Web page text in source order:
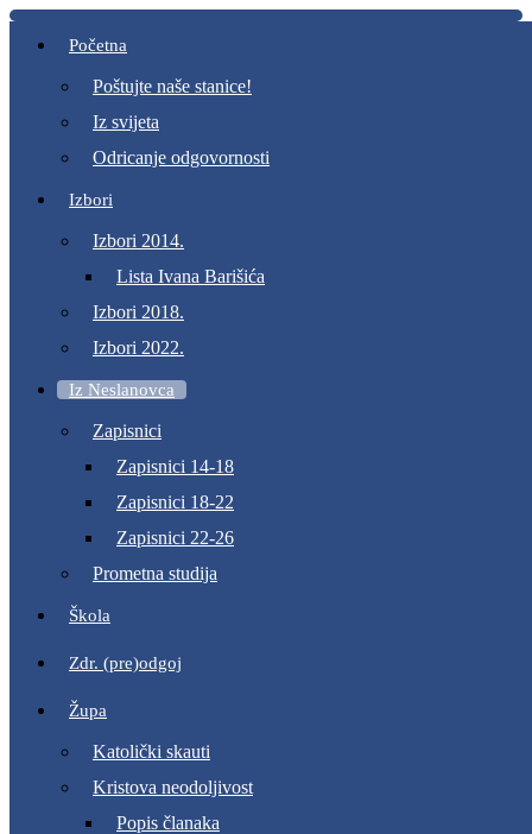
Početna
Poštujte naše stanice!
Iz svijeta
Odricanje odgovornosti
Izbori
Izbori 2014.
Lista Ivana Barišića
Izbori 2018.
Izbori 2022.
Iz Neslanovca
Zapisnici
Zapisnici 14-18
Zapisnici 18-22
Zapisnici 22-26
Prometna studija
Škola
Zdr. (pre)odgoj
Župa
Katolički skauti
Kristova neodoljivost
Popis članaka